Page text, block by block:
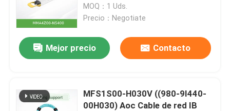
MOQ：1 Uds.
Precio：Negotiate
Mejor precio Contacto
MFS1S00-H030V ((980-9I440-
00H030) Aoc Cable de red IB